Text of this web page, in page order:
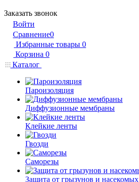
Заказать звонок
Войти
Сравнение0
Избранные товары 0
Корзина 0
Каталог
Пароизоляция
Диффузионные мембраны
Клейкие ленты
Гвозди
Саморезы
Защита от грызунов и насекомых